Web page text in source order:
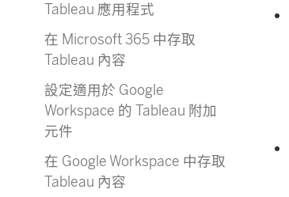
Tableau 應用程式
在 Microsoft 365 中存取
Tableau 內容
設定適用於 Google
Workspace 的 Tableau 附加
元件
在 Google Workspace 中存取
Tableau 內容